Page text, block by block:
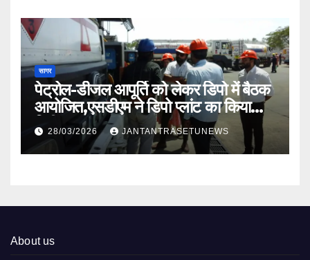
सागर
पेट्रोल-डीजल आपूर्ति को लेकर डिपो में बैठक
आयोजित,एसडीएम ने डिपो प्लांट का किया
निरीक्षण
28/03/2026 JANTANTRASETUNEWS
About us